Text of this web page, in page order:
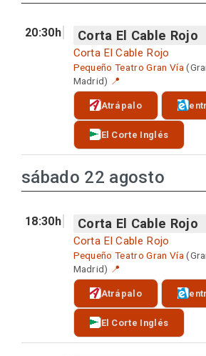
20:30h Corta El Cable Rojo
Corta El Cable Rojo
Pequeño Teatro Gran Vía
Madrid) 📍
Atrápalo
El Corte Inglés
sábado 22 agosto
18:30h Corta El Cable Rojo
Corta El Cable Rojo
Pequeño Teatro Gran Vía
Madrid) 📍
Atrápalo
El Corte Inglés